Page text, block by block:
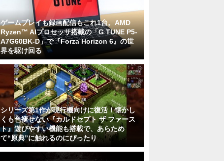
ゲームプレイも録画配信もこれ1台。AMD
Ryzen™ AIプロセッサ搭載の「G TUNE P5-
A7G60BK-D」で『Forza Horizon 6』の世
界を駆け回る
シリーズ第1作が現行機向けに復活！懐かし
くも色褪せない『カルドセプト ザ ファース
ト』遊びやすい機能も搭載で、あらため
て“原典”に触れるのにぴったり